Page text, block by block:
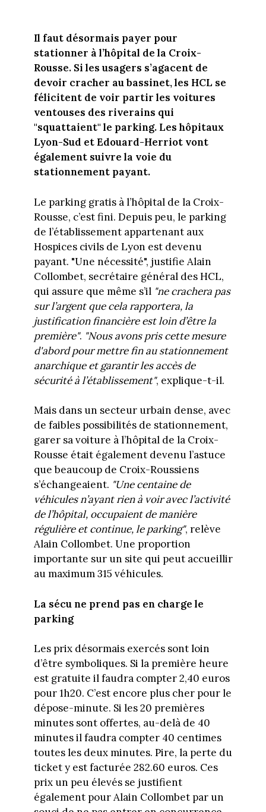
Il faut désormais payer pour
stationner à l’hôpital de la Croix-
Rousse. Si les usagers s’agacent de
devoir cracher au bassinet, les HCL se
félicitent de voir partir les voitures
ventouses des riverains qui
"squattaient" le parking. Les hôpitaux
Lyon-Sud et Edouard-Herriot vont
également suivre la voie du
stationnement payant.
Le parking gratis à l’hôpital de la Croix-
Rousse, c’est fini. Depuis peu, le parking
de l’établissement appartenant aux
Hospices civils de Lyon est devenu
payant. "Une nécessité", justifie Alain
Collombet, secrétaire général des HCL,
qui assure que même s’il "ne crachera pas
sur l’argent que cela rapportera, la
justification financière est loin d’être la
première". "Nous avons pris cette mesure
d'abord pour mettre fin au stationnement
anarchique et garantir les accès de
sécurité à l’établissement", explique-t-il.
Mais dans un secteur urbain dense, avec
de faibles possibilités de stationnement,
garer sa voiture à l’hôpital de la Croix-
Rousse était également devenu l’astuce
que beaucoup de Croix-Roussiens
s’échangeaient. "Une centaine de
véhicules n’ayant rien à voir avec l’activité
de l’hôpital, occupaient de manière
régulière et continue, le parking", relève
Alain Collombet. Une proportion
importante sur un site qui peut accueillir
au maximum 315 véhicules.
La sécu ne prend pas en charge le
parking
Les prix désormais exercés sont loin
d’être symboliques. Si la première heure
est gratuite il faudra compter 2,40 euros
pour 1h20. C’est encore plus cher pour le
dépose-minute. Si les 20 premières
minutes sont offertes, au-delà de 40
minutes il faudra compter 40 centimes
toutes les deux minutes. Pire, la perte du
ticket y est facturée 282.60 euros. Ces
prix un peu élevés se justifient
également pour Alain Collombet par un